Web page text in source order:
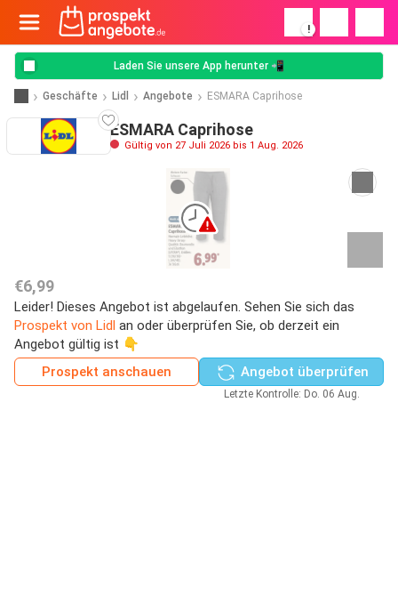
!
Laden Sie unsere App herunter 📲
Geschäfte Lidl Angebote ESMARA Caprihose
ESMARA Caprihose
Gültig von 27 Juli 2026 bis 1 Aug. 2026
€6,99
Leider! Dieses Angebot ist abgelaufen. Sehen Sie sich das
Prospekt von Lidl an oder überprüfen Sie, ob derzeit ein
Angebot gültig ist 👇
Prospekt anschauen
Angebot überprüfen
Letzte Kontrolle: Do. 06 Aug.